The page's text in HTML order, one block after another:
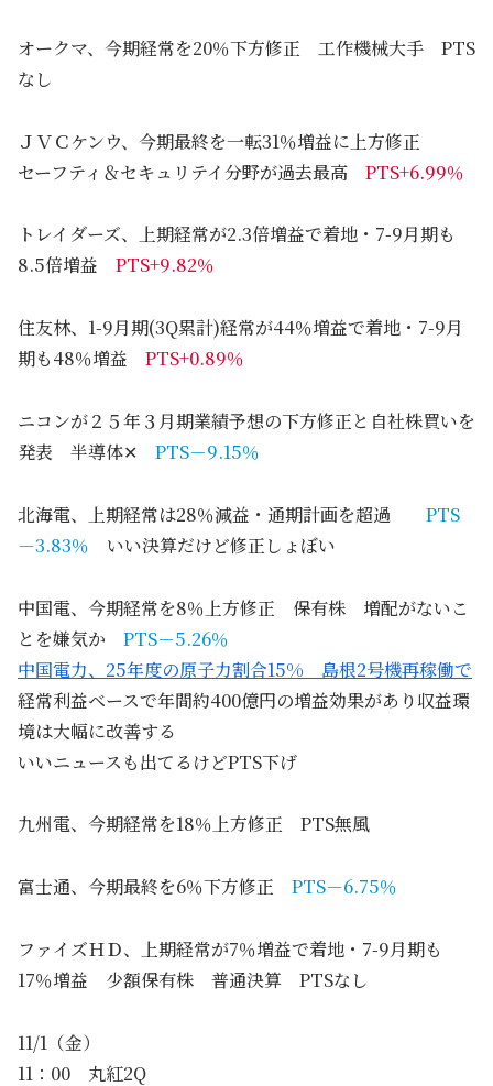
オークマ、今期経常を20％下方修正 工作機械大手 PTS
なし
ＪＶＣケンウ、今期最終を一転31％増益に上方修正
セーフティ＆セキュリテイ分野が過去最高 PTS+6.99％
トレイダーズ、上期経常が2.3倍増益で着地・7-9月期も
8.5倍増益 PTS+9.82％
住友林、1-9月期(3Q累計)経常が44％増益で着地・7-9月
期も48％増益 PTS+0.89％
ニコンが２５年３月期業績予想の下方修正と自社株買いを
発表 半導体✕ PTS－9.15％
北海電、上期経常は28％減益・通期計画を超過 PTS
－3.83％ いい決算だけど修正しょぼい
中国電、今期経常を8％上方修正 保有株 増配がないこ
とを嫌気か PTS－5.26％
中国電力、25年度の原子力割合15% 島根2号機再稼働で
経常利益ベースで年間約400億円の増益効果があり収益環
境は大幅に改善する
いいニュースも出てるけどPTS下げ
九州電、今期経常を18％上方修正 PTS無風
富士通、今期最終を6％下方修正 PTS－6.75％
ファイズＨＤ、上期経常が7％増益で着地・7-9月期も
17％増益 少額保有株 普通決算 PTSなし
11/1（金）
11：00 丸紅2Q